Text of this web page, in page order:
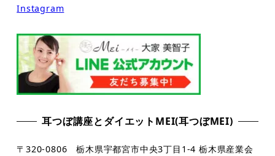
Instagram
耳つぼ講座とダイエットMEI(耳つぼMEI)
〒320-0806 栃木県宇都宮市中央3丁目1-4 栃木県産業会